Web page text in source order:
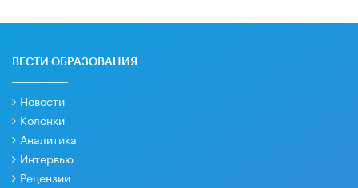
ВЕСТИ ОБРАЗОВАНИЯ
Новости
Колонки
Аналитика
Интервью
Рецензии